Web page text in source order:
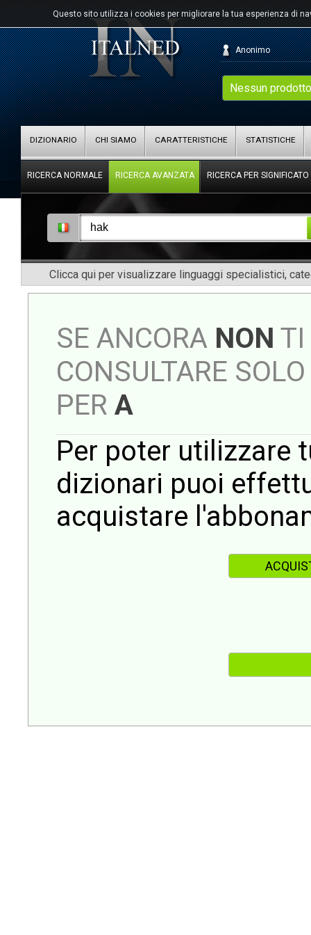
Questo sito utilizza i cookies per migliorare la tua esperienza di
Nessun
Anonimo
DIZIONARIO CHI SIAMO CARATTERISTICHE STATISTICHE
RICERCA NORMALE RICERCA AVANZATA RICERCA PER SIGNIFICATO
Clicca qui per visualizzare linguaggi specialistici,
SE ANCORA NON TI
CONSULTARE
PER A
Per poter utilizzare
dizionari puoi
acquistare